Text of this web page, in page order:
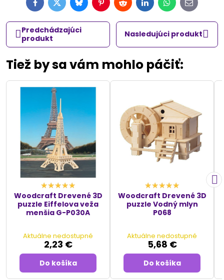
FacebookTwitterBlueskyPinterestRedditLinkedInWhatsApp
E-
mail
Predchádzajúci
produkt
Nasledujúci produkt
Tiež by sa vám mohlo páčiť:
Woodcraft Drevené 3D
puzzle Eiffelova veža
menšia G-P030A
Aktuálne nedostupné
2,23 €
Do košíka
Woodcraft Drevené 3D
puzzle Vodný mlyn
P068
Aktuálne nedostupné
5,68 €
Do košíka